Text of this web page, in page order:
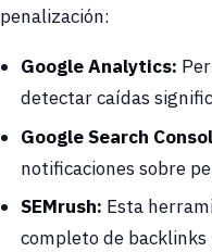
penalización:
Google Analytics:
detectar caídas
Google Search
notificaciones sobre
SEMrush: Esta
completo de